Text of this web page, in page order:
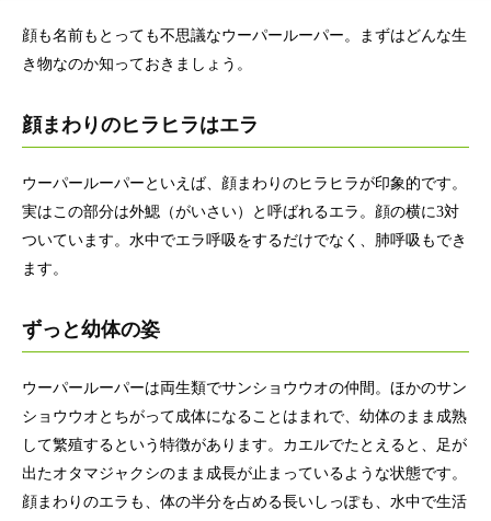
顔も名前もとっても不思議なウーパールーパー。まずはどんな生
き物なのか知っておきましょう。
顔まわりのヒラヒラはエラ
ウーパールーパーといえば、顔まわりのヒラヒラが印象的です。
実はこの部分は外鰓（がいさい）と呼ばれるエラ。顔の横に3対
ついています。水中でエラ呼吸をするだけでなく、肺呼吸もでき
ます。
ずっと幼体の姿
ウーパールーパーは両生類でサンショウウオの仲間。ほかのサン
ショウウオとちがって成体になることはまれで、幼体のまま成熟
して繁殖するという特徴があります。カエルでたとえると、足が
出たオタマジャクシのまま成長が止まっているような状態です。
顔まわりのエラも、体の半分を占める長いしっぽも、水中で生活